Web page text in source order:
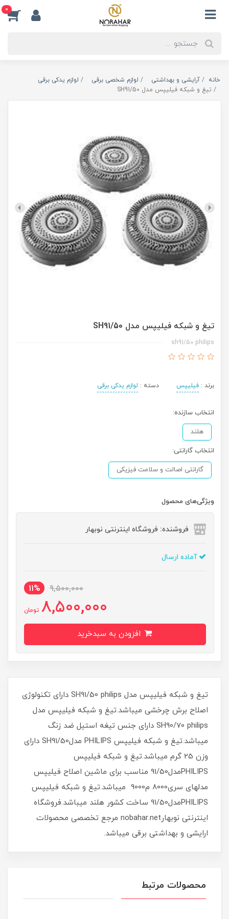
0
خانه آرایشی و بهداشتی لوازم شخصی برقی
لوازم یدکی برقی
تیغ و شبکه فیلیپس مدل SH91/50
تیغ و شبکه فیلیپس مدل SH91/50
sh91/50 philips
برند : فیلیپس دسته : لوازم یدکی برقی
انتخاب سازنده:
هلند
انتخاب گارانتی:
گارانتی اصالت و سلامت فیزیکی
ویژگی‌های محصول
فروشنده: فروشگاه اینترنتی نوبهار
آماده ارسال
9,500,000
11%
8,500,000 تومان
تیغ و شبکه فیلیپس مدل SH91/50 philips دارای تکنولوژی
اصلاح برش چرخشی میباشد.تیغ و شبکه فیلیپس مدل
SH90/70 philips دارای جنس تیغه استیل ضد زنگ
میباشد.تیغ و شبکه فیلیپس PHILIPS مدلSH91/50 دارای
وزن 25 گرم میباشد.تیغ و شبکه فیلیپس
PHILIPSمدل91/50 مناسب برای ماشین اصلاح فیلیپس
مدلهای سری8000 م9000 میباشد.تیغ و شبکه فیلیپس
PHILIPSمدل91/50 ساخت کشور هلند میباشد.فروشگاه
اینترنتی نوبهارnobahar.net مرجع تخصصی محصولات
ارایشی و بهداشتی برقی میباشد.
محصولات مرتبط